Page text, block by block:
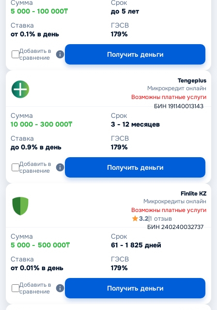
Сумма
5 000 - 100 000₸
Срок
до 5 лет
Ставка
от 0.1% в день
ГЭСВ
179%
Добавить в
сравнение
Получить деньги
Tengeplus
Микрокредит онлайн
Возможны платные услуги
БИН 191140013143
Сумма
10 000 - 300 000₸
Срок
3 - 12 месяцев
Ставка
до 0.9% в день
ГЭСВ
179%
Добавить в
сравнение
Получить деньги
Finlite KZ
Микрокредиты онлайн
Возможны платные услуги
БИН 240240032737
3.2|1 отзыв
Сумма
5 000 - 500 000₸
Срок
61 - 1 825 дней
Ставка
от 0.01% в день
ГЭСВ
179%
Добавить в
сравнение
Получить деньги